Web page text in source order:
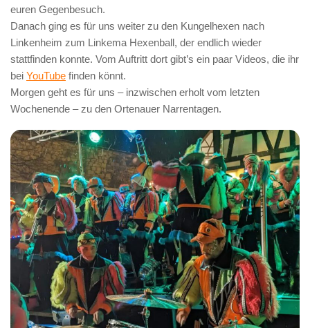
euren Gegenbesuch.
Danach ging es für uns weiter zu den Kungelhexen nach
Linkenheim zum Linkema Hexenball, der endlich wieder
stattfinden konnte. Vom Auftritt dort gibt’s ein paar Videos, die ihr
bei YouTube finden könnt.
Morgen geht es für uns – inzwischen erholt vom letzten
Wochenende – zu den Ortenauer Narrentagen.